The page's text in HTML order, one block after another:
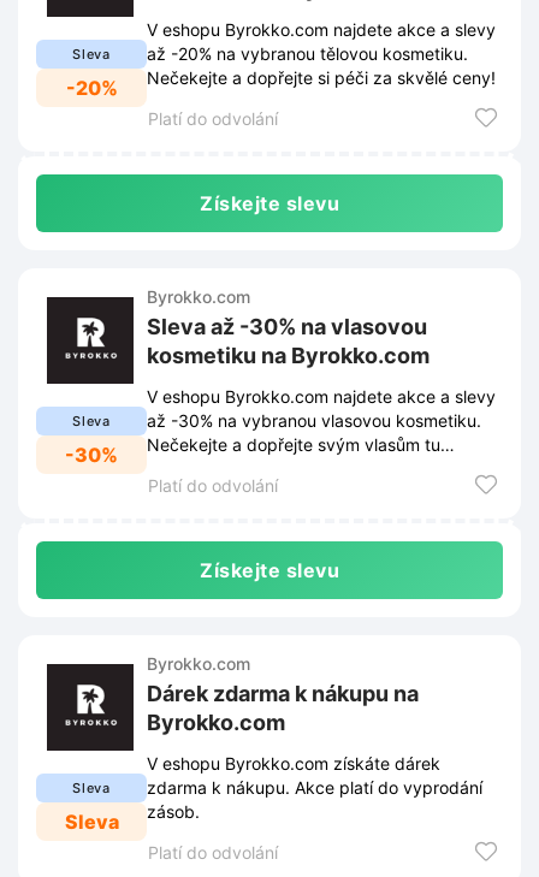
Sleva
-20%
V eshopu Byrokko.com najdete akce a slevy
až -20% na vybranou tělovou kosmetiku.
Nečekejte a dopřejte si péči za skvělé ceny!
Platí do odvolání
Získejte slevu
Sleva
-30%
Byrokko.com
Sleva až -30% na vlasovou
kosmetiku na Byrokko.com
V eshopu Byrokko.com najdete akce a slevy
až -30% na vybranou vlasovou kosmetiku.
Nečekejte a dopřejte svým vlasům tu
Platí do odvolání
Získejte slevu
Sleva
Sleva
Byrokko.com
Dárek zdarma k nákupu na
Byrokko.com
V eshopu Byrokko.com získáte dárek
zdarma k nákupu. Akce platí do vyprodání
zásob.
Platí do odvolání